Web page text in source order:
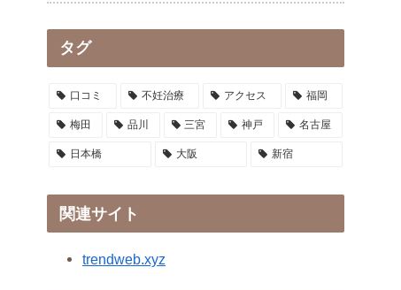
タグ
口コミ 不妊治療 アクセス 福岡
梅田 品川 三宮 神戸 名古屋
日本橋 大阪 新宿
関連サイト
trendweb.xyz